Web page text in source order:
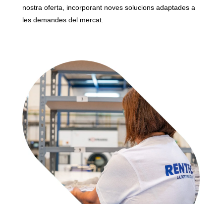
nostra oferta, incorporant noves solucions adaptades a
les demandes del mercat.